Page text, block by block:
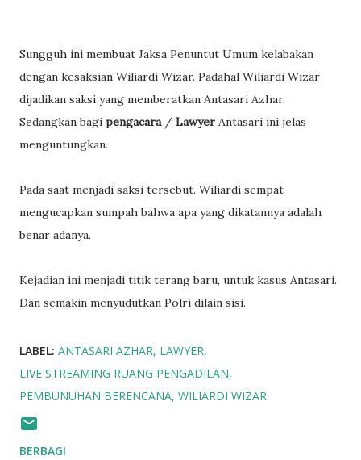
Sungguh ini membuat Jaksa Penuntut Umum kelabakan
dengan kesaksian Wiliardi Wizar. Padahal Wiliardi Wizar
dijadikan saksi yang memberatkan Antasari Azhar.
Sedangkan bagi pengacara/ Lawyer Antasari ini jelas
menguntungkan.
Pada saat menjadi saksi tersebut. Wiliardi sempat
mengucapkan sumpah bahwa apa yang dikatannya adalah
benar adanya.
Kejadian ini menjadi titik terang baru, untuk kasus Antasari.
Dan semakin menyudutkan Polri dilain sisi.
LABEL: ANTASARI AZHAR LAWYER
LIVE STREAMING RUANG PENGADILAN
PEMBUNUHAN BERENCANA WILIARDI WIZAR
BERBAGI